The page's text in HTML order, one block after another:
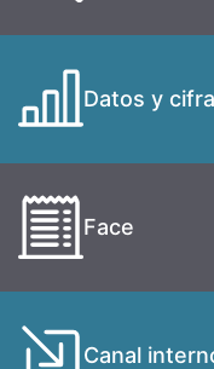
Datos y
Face
Canal